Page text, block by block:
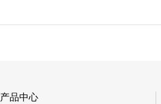
产品中心